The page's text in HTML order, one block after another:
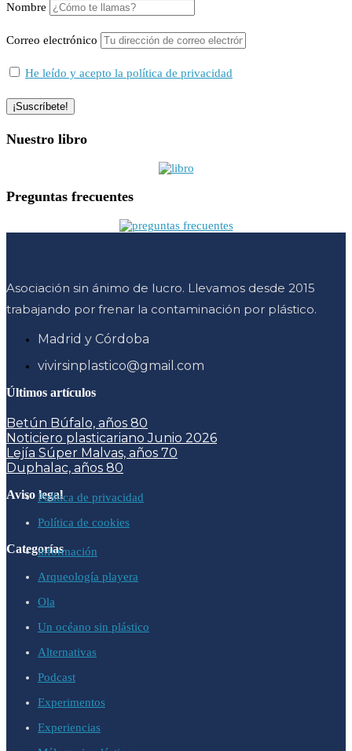
Nombre
Correo electrónico
He leído y acepto la política de privacidad
Nuestro libro
Preguntas frecuentes
Asociación sin ánimo de lucro. Llevamos desde 2015
trabajando por frenar la contaminación por plástico.
Madrid y Córdoba
vivirsinplastico@gmail.com
Últimos artículos
Betún Búfalo, años 80
Noticiero plasticariano Junio 2026
Lejía Súper Malvas, años 70
Duphalac, años 80
Aviso legalPolítica de privacidad
Política de cookies
Categoríasinformación
Arqueología playera
Ola
Un océano sin plástico
Alternativas
Podcast
Experimentos
Experiencias